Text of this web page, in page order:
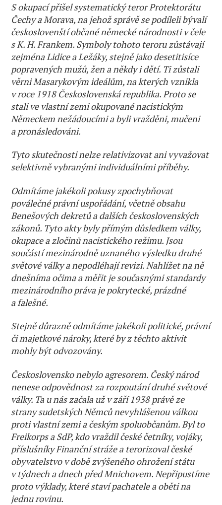
S okupací přišel systematický teror Protektorátu
Čechy a Morava, na jehož správě se podíleli bývalí
českoslovenští občané německé národnosti v čele
s K. H. Frankem. Symboly tohoto teroru zůstávají
zejména Lidice a Ležáky, stejně jako desetitisíce
popravených mužů, žen a někdy i dětí. Ti zůstali
věrni Masarykovým ideálům, na kterých vznikla
v roce 1918 Československá republika. Proto se
stali ve vlastní zemi okupované nacistickým
Německem nežádoucími a byli vražděni, mučeni
a pronásledováni.
Tyto skutečnosti nelze relativizovat ani vyvažovat
selektivně vybranými individuálními příběhy.
Odmítáme jakékoli pokusy zpochybňovat
poválečné právní uspořádání, včetně obsahu
Benešových dekretů a dalších československých
zákonů. Tyto akty byly přímým důsledkem války,
okupace a zločinů nacistického režimu. Jsou
součástí mezinárodně uznaného výsledku druhé
světové války a nepodléhají revizi. Nahlížet na ně
dnešníma očima a měřit je současnými standardy
mezinárodního práva je pokrytecké, prázdné
a falešné.
Stejně důrazně odmítáme jakékoli politické, právní
či majetkové nároky, které by z těchto aktivit
mohly být odvozovány.
Československo nebylo agresorem. Český národ
nenese odpovědnost za rozpoutání druhé světové
války. Ta u nás začala už v září 1938 právě ze
strany sudetských Němců nevyhlášenou válkou
proti vlastní zemi a českým spoluobčanům. Byl to
Freikorps a SdP, kdo vraždil české četníky, vojáky,
příslušníky Finanční stráže a terorizoval české
obyvatelstvo v době zvýšeného ohrožení státu
v týdnech a dnech před Mnichovem. Nepřipustíme
proto výklady, které staví pachatele a oběti na
jednu rovinu.